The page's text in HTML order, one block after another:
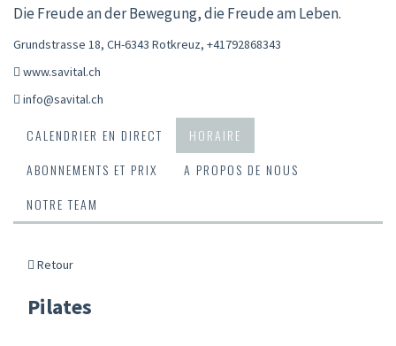
Die Freude an der Bewegung, die Freude am Leben.
Grundstrasse 18, CH-6343 Rotkreuz, +41792868343
www.savital.ch
info@savital.ch
CALENDRIER EN DIRECT
HORAIRE
ABONNEMENTS ET PRIX
A PROPOS DE NOUS
NOTRE TEAM
Retour
Pilates